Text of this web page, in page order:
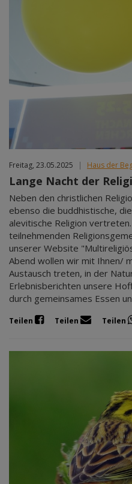
Freitag, 23.05.2025 | Haus der
Lange Nacht der
Neben den christlichen
ebenso die buddhistische,
alevitische Religion
teilnehmenden
unserer Website
Abend wollen wir mit Ihnen/
Austausch treten, in der
Erlebnisberichten unsere
durch gemeinsames Essen
Teilen Teilen Teilen